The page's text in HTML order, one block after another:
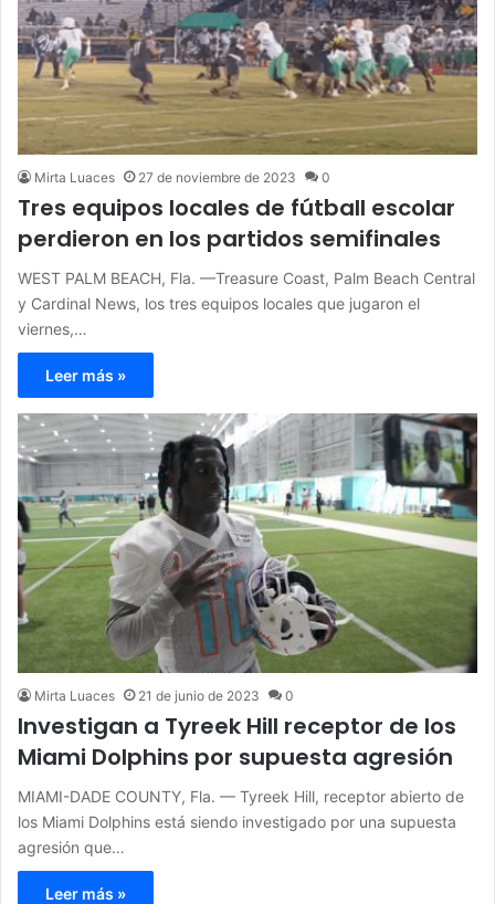
Mirta Luaces 27 de noviembre de 2023 0
Tres equipos locales de fútball escolar
perdieron en los partidos semifinales
WEST PALM BEACH, Fla. —Treasure Coast, Palm Beach Central
y Cardinal News, los tres equipos locales que jugaron el
viernes,…
Leer más »
Mirta Luaces 21 de junio de 2023 0
Investigan a Tyreek Hill receptor de los
Miami Dolphins por supuesta agresión
MIAMI-DADE COUNTY, Fla. — Tyreek Hill, receptor abierto de
los Miami Dolphins está siendo investigado por una supuesta
agresión que…
Leer más »